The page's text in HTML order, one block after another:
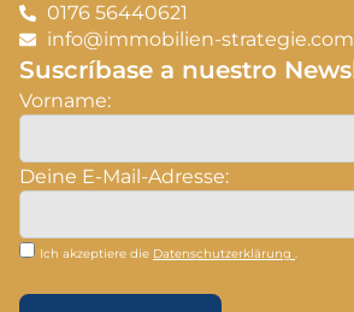
0176 56440621
info@immobilien-strategie.com
Suscríbase a nuestro
Vorname:
Deine E-Mail-Adresse:
Ich akzeptiere die Datenschutzerklärung .